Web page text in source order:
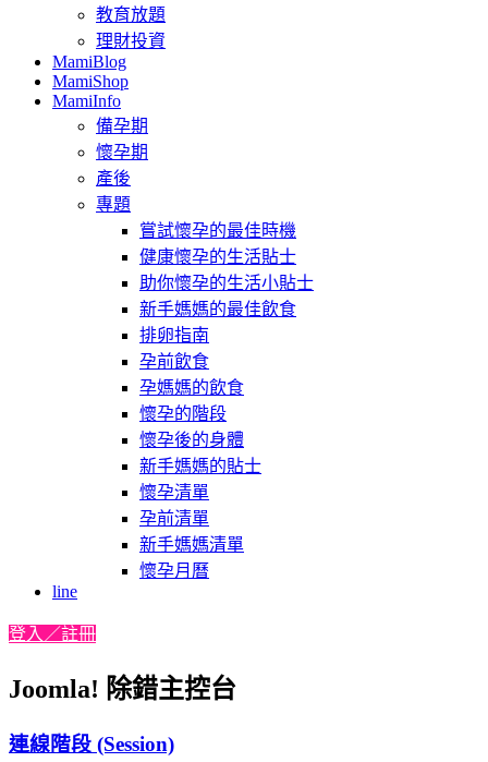
教育放題
理財投資
MamiBlog
MamiShop
MamiInfo
備孕期
懷孕期
產後
專題
嘗試懷孕的最佳時機
健康懷孕的生活貼士
助你懷孕的生活小貼士
新手媽媽的最佳飲食
排卵指南
孕前飲食
孕媽媽的飲食
懷孕的階段
懷孕後的身體
新手媽媽的貼士
懷孕清單
孕前清單
新手媽媽清單
懷孕月曆
line
登入／註冊
Joomla! 除錯主控台
連線階段 (Session)